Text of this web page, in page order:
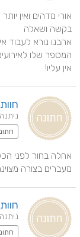
אין עליו!
ניתנה
מעברים בצורה
ניתנה